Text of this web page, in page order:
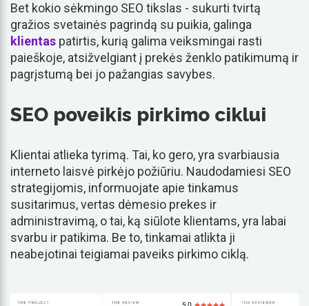
Bet kokio sėkmingo SEO tikslas - sukurti tvirtą
gražios svetainės pagrindą su puikia, galinga
klientas patirtis, kurią galima veiksmingai rasti
paieškoje, atsižvelgiant į prekės ženklo patikimumą ir
pagrįstumą bei jo pažangias savybes.
SEO poveikis pirkimo ciklui
Klientai atlieka tyrimą. Tai, ko gero, yra svarbiausia
interneto laisvė pirkėjo požiūriu. Naudodamiesi SEO
strategijomis, informuojate apie tinkamus
susitarimus, vertas dėmesio prekes ir
administravimą, o tai, ką siūlote klientams, yra labai
svarbu ir patikima. Be to, tinkamai atlikta ji
neabejotinai teigiamai paveiks pirkimo ciklą.